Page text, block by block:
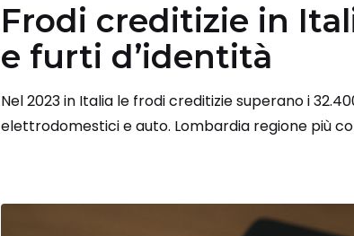
Frodi creditizie in
e furti d’identità
Nel 2023 in Italia le frodi creditizie superano i
elettrodomestici e auto. Lombardia regione più